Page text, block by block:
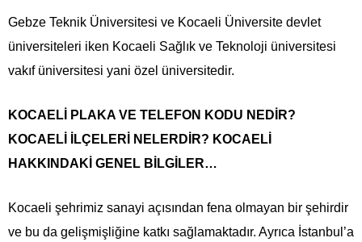
Gebze Teknik Üniversitesi ve Kocaeli Üniversite devlet
üniversiteleri iken Kocaeli Sağlık ve Teknoloji üniversitesi
vakıf üniversitesi yani özel üniversitedir.
KOCAELİ PLAKA VE TELEFON KODU NEDİR?
KOCAELİ İLÇELERİ NELERDİR? KOCAELİ
HAKKINDAKİ GENEL BİLGİLER…
Kocaeli şehrimiz sanayi açısından fena olmayan bir şehirdir
ve bu da gelişmişliğine katkı sağlamaktadır. Ayrıca İstanbul’a